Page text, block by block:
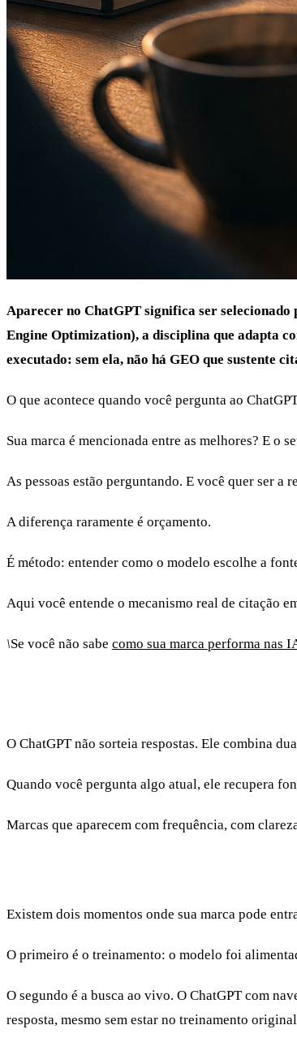
Aparecer no ChatGPT significa ser selecionado
Engine Optimization), a disciplina que adapta
executado: sem ela, não há GEO que sustente
O que acontece quando você pergunta ao
Sua marca é mencionada entre as melhores? E o
As pessoas estão perguntando. E você quer ser a
A diferença raramente é orçamento.
É método: entender como o modelo escolhe a
Aqui você entende o mecanismo real de citação
\Se você não sabe como sua marca performa nas
O ChatGPT não sorteia respostas. Ele combina
Quando você pergunta algo atual, ele recupera
Marcas que aparecem com frequência, com
Existem dois momentos onde sua marca pode
O primeiro é o treinamento: o modelo foi
O segundo é a busca ao vivo. O ChatGPT com
resposta, mesmo sem estar no treinamento